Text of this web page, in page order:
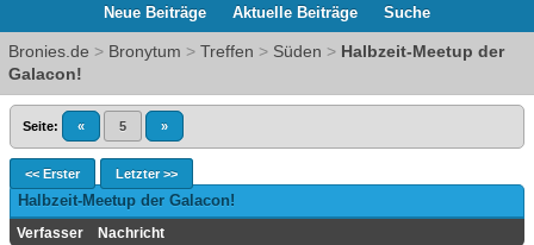
Neue Beiträge Aktuelle Beiträge Suche
Bronies.de > Bronytum > Treffen > Süden > Halbzeit-Meetup der
Galacon!
Seite: « 5 »
<< Erster Letzter >>
Halbzeit-Meetup der Galacon!
Verfasser Nachricht